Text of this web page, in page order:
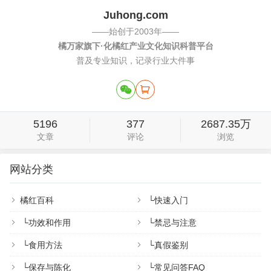
Juhong.com
——始创于2003年——
橘万家旗下·化橘红产业文化知识科普平台
普及专业知识，记录行业大件事
5196
文章
377
评论
2687.35万
浏览
网站分类
橘红百科 └快速入门
└功效和作用 └禁忌与注意
└食用方法 └真假鉴别
└保存与陈化 └常见问答FAQ